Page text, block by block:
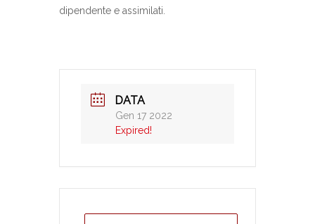
dipendente e assimilati.
DATA
Gen 17 2022
Expired!